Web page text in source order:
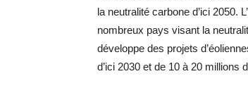
la neutralité carbone d’ici 2050.
nombreux pays visant la
développe des projets
d’ici 2030 et de 10 à 20 millions